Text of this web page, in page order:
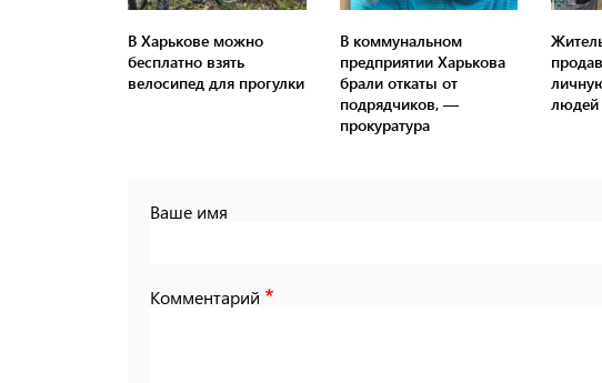
В Харькове можно
бесплатно взять
велосипед для прогулки
В коммунальном
предприятии Харькова
брали откаты от
подрядчиков, —
прокуратура
людей
Ваше имя
Комментарий